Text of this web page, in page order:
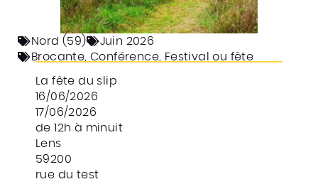
Nord (59)
Juin 2026
Brocante ,Conférence Festival ou fête
La fête du slip
16/06/2026
17/06/2026
de 12h à minuit
Lens
59200
rue du test